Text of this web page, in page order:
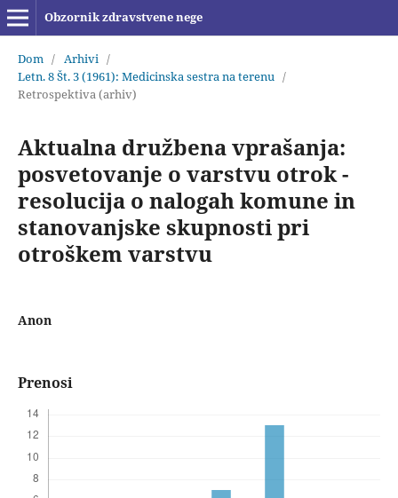
Obzornik zdravstvene nege
Dom / Arhivi /
Letn. 8 Št. 3 (1961): Medicinska sestra na terenu /
Retrospektiva (arhiv)
Aktualna družbena vprašanja:
posvetovanje o varstvu otrok -
resolucija o nalogah komune in
stanovanjske skupnosti pri
otroškem varstvu
Anon
Prenosi